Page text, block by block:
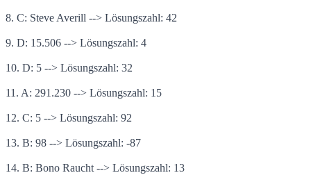
8. C: Steve Averill --> Lösungszahl: 42
9. D: 15.506 --> Lösungszahl: 4
10. D: 5 --> Lösungszahl: 32
11. A: 291.230 --> Lösungszahl: 15
12. C: 5 --> Lösungszahl: 92
13. B: 98 --> Lösungszahl: -87
14. B: Bono Raucht --> Lösungszahl: 13